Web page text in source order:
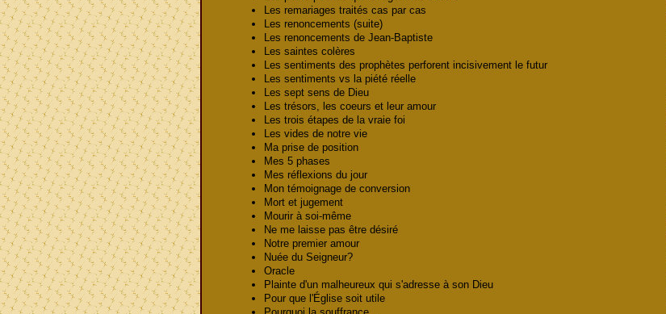
Les remariages traités cas par cas
Les renoncements (suite)
Les renoncements de Jean-Baptiste
Les saintes colères
Les sentiments des prophètes perforent incisivement le futur
Les sentiments vs la piété réelle
Les sept sens de Dieu
Les trésors, les coeurs et leur amour
Les trois étapes de la vraie foi
Les vides de notre vie
Ma prise de position
Mes 5 phases
Mes réflexions du jour
Mon témoignage de conversion
Mort et jugement
Mourir à soi-même
Ne me laisse pas être désiré
Notre premier amour
Nuée du Seigneur?
Oracle
Plainte d'un malheureux qui s'adresse à son Dieu
Pour que l'Église soit utile